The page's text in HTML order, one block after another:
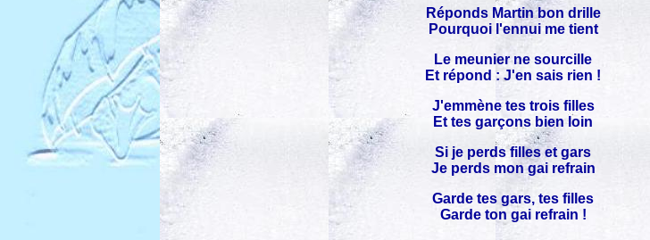
Réponds Martin bon drille
Pourquoi l'ennui me tient
Le meunier ne sourcille
Et répond : J'en sais rien !
J'emmène tes trois filles
Et tes garçons bien loin
Si je perds filles et gars
Je perds mon gai refrain
Garde tes gars, tes filles
Garde ton gai refrain !